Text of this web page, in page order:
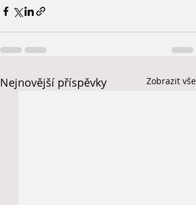
Nejnovější příspěvky Zobrazit vše